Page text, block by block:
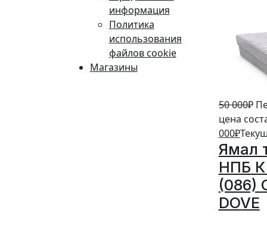
информация
Политика
использования
файлов cookie
Магазины
50 000₽
цена
000₽
Ямал
НПБ К
(086)
DOVE